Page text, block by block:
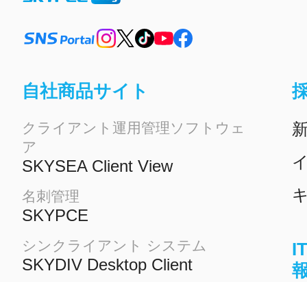
自社商品サイト
クライアント運用管理ソフトウェ
ア
SKYSEA Client View
名刺管理
SKYPCE
シンクライアント システム
SKYDIV Desktop Client